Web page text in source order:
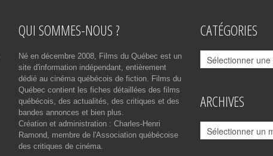
QUI SOMMES-NOUS ?
Né en décembre 2008, Films du Québec est un
site d'information indépendant, entièrement
dédié au cinéma québécois de fiction. Films du
Québec contient les fiches détaillées des films
québécois, des actualités, des critiques et des
bandes annonces et bien plus.
Création et administration : Charles-Henri
Ramond, membre de l'Association québécoise
des critiques de cinéma.
CATÉGORIES
Catégories
ARCHIVES
Archives